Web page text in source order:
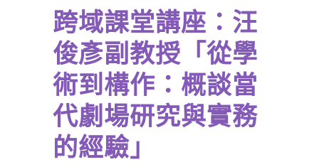
跨域課堂講座：汪
俊彥副教授「從學
術到構作：概談當
代劇場研究與實務
的經驗」